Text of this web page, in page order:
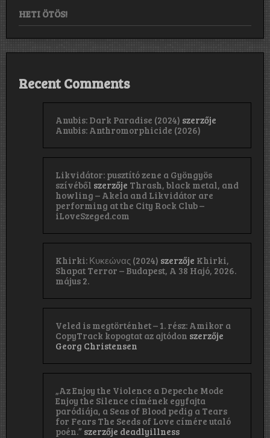
HETI ÖTÖS!
Recent Comments
Anubis: Dark Paradise (2024) szerzője
Anubis: Anthromorphicide (2026)
Likvidátor: pusztító zene a Gyöngyös
szívéből szerzője Thrash, black metal, and
howling – Akela and Likvidátor are
performing at the City Rock Club –
iLoveSzeged.com
Khirki: Κ​υ​κ​ε​ώ​ν​α​ς (2024) szerzője Khirki,
Shapat Terror – Budapest, A 38 Hajó, 2026.
május 2.
Veled is megtörténhet – 1. rész: Amikor a
CopyTrack kopogtat az ajtódon szerzője
Georg Christensen
„Az Enjoy the Violence a Depeche Mode
Enjoy the Silence címének egyfajta
paródiája, a Seas of Blood pedig a Tears
for Fears The Seeds of Love címére utaló
poén.” szerzője deadlyillness